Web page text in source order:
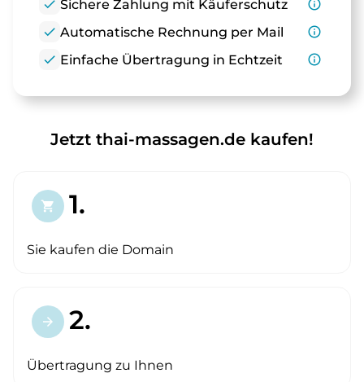
check Sichere Zahlung mit Käuferschutz
info_outline
check Automatische Rechnung per Mail
info_outline
check Einfache Übertragung in Echtzeit info_outline
Jetzt thai-massagen.de kaufen!
shopping_cart 1.
Sie kaufen die Domain
arrow_forward 2.
Übertragung zu Ihnen